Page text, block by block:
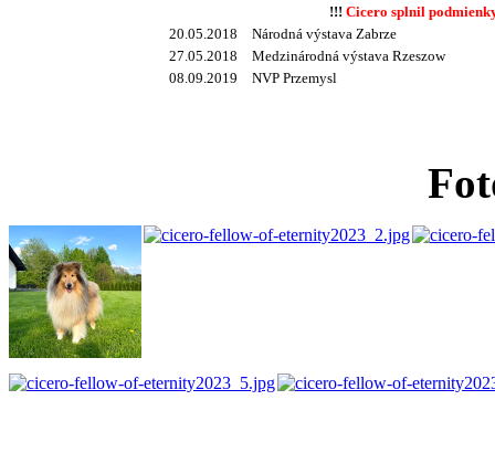
!!! Cicero splnil
20.05.2018
Národná výstava Zabrze
27.05.2018
Medzinárodná výstava Rzeszow
08.09.2019
NVP Przemysl